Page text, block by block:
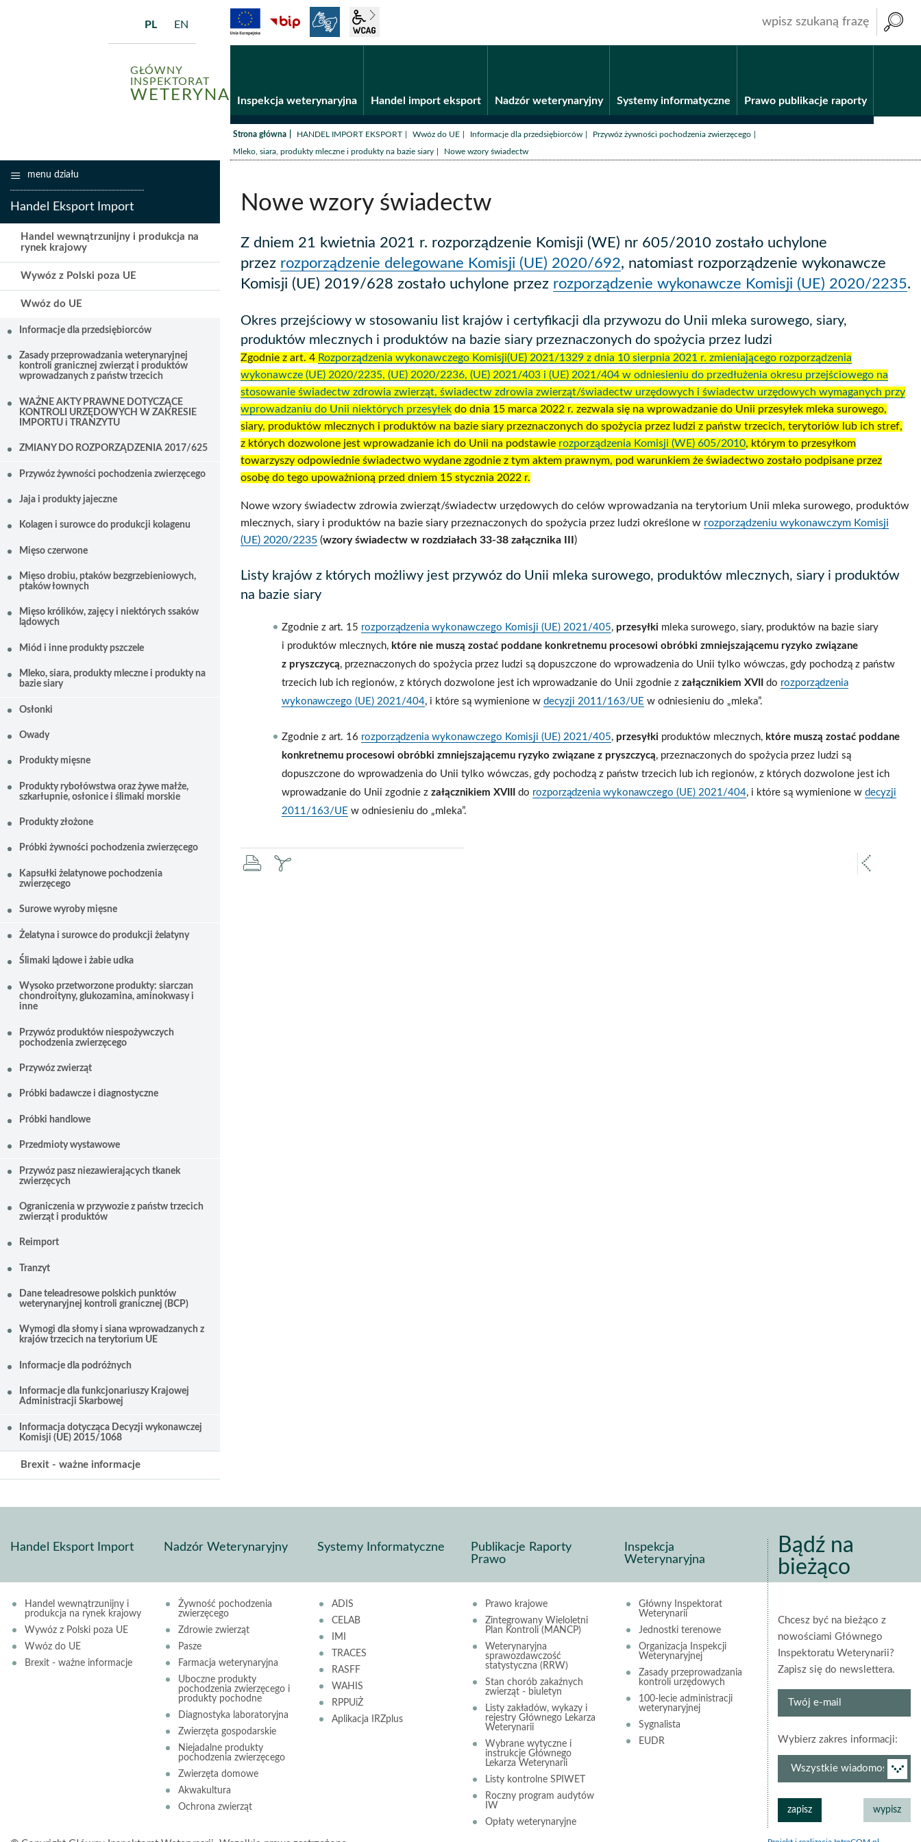
GŁÓWNY
INSPEKTORAT
WETERYNARII
PL EN Fundusze unijne
BiP
Inspekcja weterynaryjna Handel import eksport Nadzór weterynaryjny Systemy informatyczne Prawo publikacje raporty
Strona główna /HANDEL IMPORT EKSPORT /Wwóz do UE /Informacje dla przedsiębiorców /Przywóz żywności pochodzenia zwierzęcego
Mleko, siara, produkty mleczne i produkty na bazie siary /Nowe wzory świadectw
Nowe wzory świadectw
Z dniem 21 kwietnia 2021 r. rozporządzenie Komisji (WE) nr 605/2010 zostało uchylone
przez rozporządzenie delegowane Komisji (UE) 2020/692, natomiast rozporządzenie wykonawcze
Komisji (UE) 2019/628 zostało uchylone przez rozporządzenie wykonawcze Komisji (UE) 2020/2235.
Okres przejściowy w stosowaniu list krajów i certyfikacji dla przywozu do Unii mleka surowego, siary,
produktów mlecznych i produktów na bazie siary przeznaczonych do spożycia przez ludzi
Zgodnie z art. 4 Rozporządzenia wykonawczego Komisji(UE) 2021/1329 z dnia 10 sierpnia 2021 r. zmieniającego rozporządzenia
wykonawcze (UE) 2020/2235, (UE) 2020/2236, (UE) 2021/403 i (UE) 2021/404 w odniesieniu do przedłużenia okresu przejściowego na
stosowanie świadectw zdrowia zwierząt, świadectw zdrowia zwierząt/świadectw urzędowych i świadectw urzędowych wymaganych przy
wprowadzaniu do Unii niektórych przesyłek do dnia 15 marca 2022 r. zezwala się na wprowadzanie do Unii przesyłek mleka surowego,
siary, produktów mlecznych i produktów na bazie siary przeznaczonych do spożycia przez ludzi z państw trzecich, terytoriów lub ich stref,
z których dozwolone jest wprowadzanie ich do Unii na podstawie rozporządzenia Komisji (WE) 605/2010, którym to przesyłkom
towarzyszy odpowiednie świadectwo wydane zgodnie z tym aktem prawnym, pod warunkiem że świadectwo zostało podpisane przez
osobę do tego upoważnioną przed dniem 15 stycznia 2022 r.
Nowe wzory świadectw zdrowia zwierząt/świadectw urzędowych do celów wprowadzania na terytorium Unii mleka surowego, produktów
mlecznych, siary i produktów na bazie siary przeznaczonych do spożycia przez ludzi określone w rozporządzeniu wykonawczym Komisji
(UE) 2020/2235 (wzory świadectw w rozdziałach 33-38 załącznika III )
Listy krajów z których możliwy jest przywóz do Unii mleka surowego, produktów mlecznych, siary i produktów
na bazie siary
Zgodnie z art. 15 rozporządzenia wykonawczego Komisji (UE) 2021/405, przesyłki mleka surowego, siary, produktów na bazie siary
i produktów mlecznych, które nie muszą zostać poddane konkretnemu procesowi obróbki zmniejszającemu ryzyko związane
z pryszczycą, przeznaczonych do spożycia przez ludzi są dopuszczone do wprowadzenia do Unii tylko wówczas, gdy pochodzą z państw
trzecich lub ich regionów, z których dozwolone jest ich wprowadzanie do Unii zgodnie z załącznikiem XVII do rozporządzenia
wykonawczego (UE) 2021/404, i które są wymienione w decyzji 2011/163/UE w odniesieniu do „mleka”.
Zgodnie z art. 16 rozporządzenia wykonawczego Komisji (UE) 2021/405, przesyłki produktów mlecznych, które muszą zostać poddane
konkretnemu procesowi obróbki zmniejszającemu ryzyko związane z pryszczycą, przeznaczonych do spożycia przez ludzi są
dopuszczone do wprowadzenia do Unii tylko wówczas, gdy pochodzą z państw trzecich lub ich regionów, z których dozwolone jest ich
wprowadzanie do Unii zgodnie z załącznikiem XVIII do rozporządzenia wykonawczego (UE) 2021/404, i które są wymienione w decyzji
2011/163/UE w odniesieniu do „mleka”.
drukujzapisz
menu działu
Handel Eksport Import
Handel wewnątrzunijny i produkcja na
rynek krajowy
Wywóz z Polski poza UE
Wwóz do UE
Informacje dla przedsiębiorców
Zasady przeprowadzania weterynaryjnej
kontroli granicznej zwierząt i produktów
wprowadzanych z państw trzecich
WAŻNE AKTY PRAWNE DOTYCZĄCE
KONTROLI URZĘDOWYCH W ZAKRESIE
IMPORTU i TRANZYTU
ZMIANY DO ROZPORZĄDZENIA 2017/625
Przywóz żywności pochodzenia zwierzęcego
Jaja i produkty jajeczne
Kolagen i surowce do produkcji kolagenu
Mięso czerwone
Mięso drobiu, ptaków bezgrzebieniowych,
ptaków łownych
Mięso królików, zajęcy i niektórych ssaków
lądowych
Miód i inne produkty pszczele
Mleko, siara, produkty mleczne i produkty na
bazie siary
Osłonki
Owady
Produkty mięsne
Produkty rybołówstwa oraz żywe małże,
szkarłupnie, osłonice i ślimaki morskie
Produkty złożone
Próbki żywności pochodzenia zwierzęcego
Kapsułki żelatynowe pochodzenia
zwierzęcego
Surowe wyroby mięsne
Żelatyna i surowce do produkcji żelatyny
Ślimaki lądowe i żabie udka
Wysoko przetworzone produkty: siarczan
chondroityny, glukozamina, aminokwasy i
inne
Przywóz produktów niespożywczych
pochodzenia zwierzęcego
Przywóz zwierząt
Próbki badawcze i diagnostyczne
Próbki handlowe
Przedmioty wystawowe
Przywóz pasz niezawierających tkanek
zwierzęcych
Ograniczenia w przywozie z państw trzecich
zwierząt i produktów
Reimport
Tranzyt
Dane teleadresowe polskich punktów
weterynaryjnej kontroli granicznej (BCP)
Wymogi dla słomy i siana wprowadzanych z
krajów trzecich na terytorium UE
Informacje dla podróżnych
Informacje dla funkcjonariuszy Krajowej
Administracji Skarbowej
Informacja dotycząca Decyzji wykonawczej
Komisji (UE) 2015/1068
Brexit - ważne informacje
Handel Eksport Import
Handel wewnątrzunijny i
produkcja na rynek krajowy
Wywóz z Polski poza UE
Wwóz do UE
Brexit - ważne informacje
Nadzór Weterynaryjny
Żywność pochodzenia
zwierzęcego
Zdrowie zwierząt
Pasze
Farmacja weterynaryjna
Uboczne produkty
pochodzenia zwierzęcego i
produkty pochodne
Diagnostyka laboratoryjna
Zwierzęta gospodarskie
Niejadalne produkty
pochodzenia zwierzęcego
Zwierzęta domowe
Akwakultura
Ochrona zwierząt
Systemy Informatyczne
ADIS
CELAB
IMI
TRACES
RASFF
WAHIS
RPPUiŻ
Aplikacja IRZplus
Publikacje Raporty
Prawo
Prawo krajowe
Zintegrowany Wieloletni
Plan Kontroli (MANCP)
Weterynaryjna
sprawozdawczość
statystyczna (RRW)
Stan chorób zakaźnych
zwierząt - biuletyn
Listy zakładów, wykazy i
rejestry Głównego Lekarza
Weterynarii
Wybrane wytyczne i
instrukcje Głównego
Lekarza Weterynarii
Listy kontrolne SPIWET
Roczny program audytów
IW
Opłaty weterynaryjne
Inspekcja
Weterynaryjna
Główny Inspektorat
Weterynarii
Jednostki terenowe
Organizacja Inspekcji
Weterynaryjnej
Zasady przeprowadzania
kontroli urzędowych
100-lecie administracji
weterynaryjnej
Sygnalista
EUDR
Bądź na
bieżąco
Chcesz być na bieżąco z
nowościami Głównego
Inspektoratu Weterynarii?
Zapisz się do newslettera.
Twój
Wybierz zakres informacji: